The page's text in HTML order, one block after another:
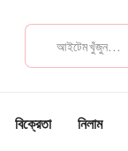
বিক্রেতা নিলাম